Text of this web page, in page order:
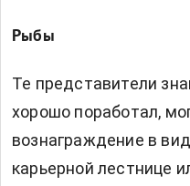
Рыбы
Те представители
хорошо поработал,
вознаграждение в
карьерной лестнице